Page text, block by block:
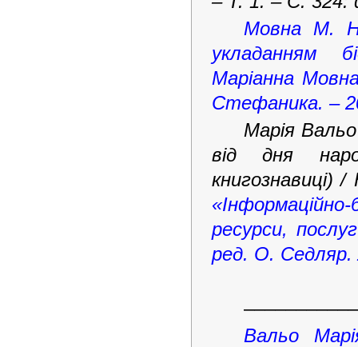
Мовна М.
укладанням
Маріанна
Стефаника. –
Марія
від дня
книгознавиці)
ресурси,
ред. О. Седляр.
Вальо